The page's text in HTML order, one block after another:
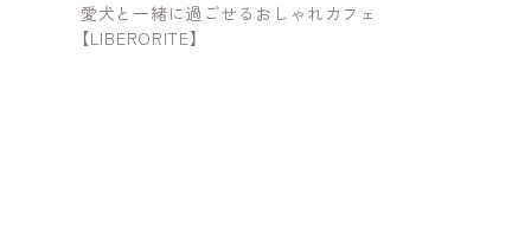
愛犬と一緒に過ごせるおしゃれカフェ
【LIBERORITE】